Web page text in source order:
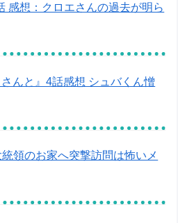
感想：クロエさんの過去が明ら
さんと』4話感想 シュバくん憎
領のお家へ突撃訪問は怖いメ